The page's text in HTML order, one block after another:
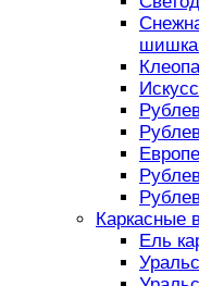
Каркасные
Ель